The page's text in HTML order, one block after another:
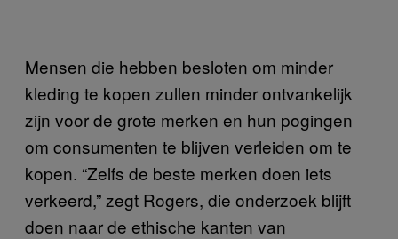
Mensen die hebben besloten om minder
kleding te kopen zullen minder ontvankelijk
zijn voor de grote merken en hun pogingen
om consumenten te blijven verleiden om te
kopen. “Zelfs de beste merken doen iets
verkeerd,” zegt Rogers, die onderzoek blijft
doen naar de ethische kanten van